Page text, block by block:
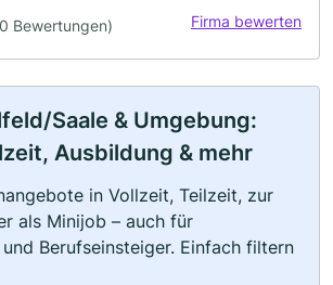
Bewertungen) Firma bewerten
Saale & Umgebung:
Ausbildung & mehr
in Vollzeit, Teilzeit, zur
als Minijob – auch für
Berufseinsteiger. Einfach filtern